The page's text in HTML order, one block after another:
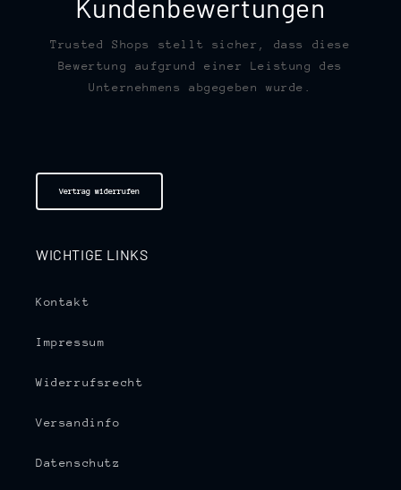
Kundenbewertungen
Trusted Shops stellt sicher, dass diese
Bewertung aufgrund einer Leistung des
Unternehmens abgegeben wurde.
Vertrag widerrufen
WICHTIGE LINKS
Kontakt
Impressum
Widerrufsrecht
Versandinfo
Datenschutz